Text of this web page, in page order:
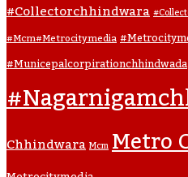
#collectorchhindwara
#mcm#metrocitymedia
#municepalcorpirationchhindwada
ChhindwaraMcmMetro